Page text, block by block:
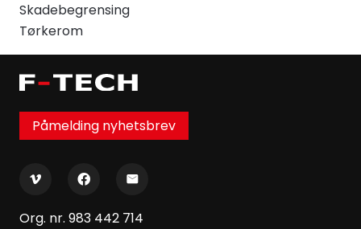
Skadebegrensing
Tørkerom
Påmelding nyhetsbrev
Org. nr. 983 442 714